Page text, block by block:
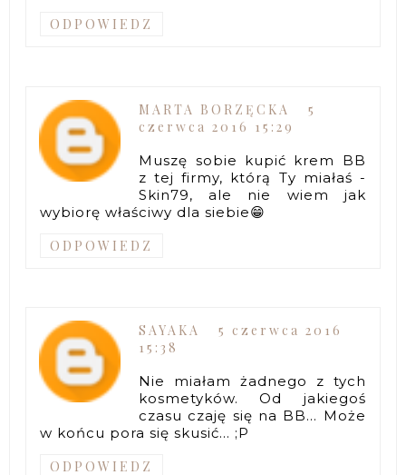
ODPOWIEDZ
MARTA BORZĘCKA
5
czerwca 2016 15:29
Muszę sobie kupić krem BB
z tej firmy, którą Ty miałaś -
Skin79, ale nie wiem jak
wybiorę właściwy dla siebie😁
ODPOWIEDZ
SAYAKA
5 czerwca 2016
15:38
Nie miałam żadnego z tych
kosmetyków. Od jakiegoś
czasu czaję się na BB... Może
w końcu pora się skusić... ;P
ODPOWIEDZ